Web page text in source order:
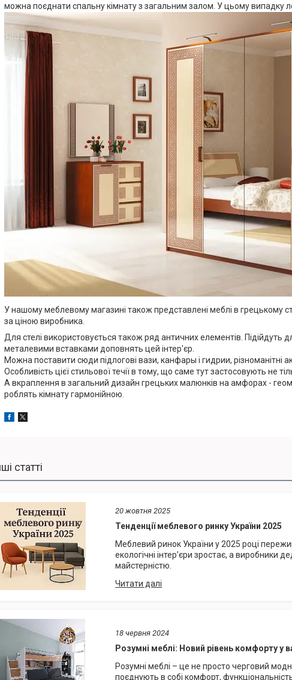
можна поєднати спальну кімнату з загальним залом. У цьому випадку
У нашому меблевому магазині також представлені меблі в грецькому
за ціною виробника.
Для стелі використовується також ряд античних елементів. Підійдуть
металевими вставками доповнять цей інтер'єр.
Можна поставити сюди підлогові вази, канфары і гидрии, різноманітні
Особливість цієї стильової течії в тому, що саме тут застосовують не
А вкраплення в загальний дизайн грецьких малюнків на амфорах -
роблять кімнату гармонійною.
статті
20 жовтня 2025
Тенденції меблевого ринку України 2025
Меблевий ринок України у 2025 році
екологічні інтер’єри зростає, а виробники
майстерністю.
18 червня 2024
Розумні меблі: Новий рівень комфорту у
Розумні меблі – це не просто черговий
поєднують в собі комфорт, функціональність